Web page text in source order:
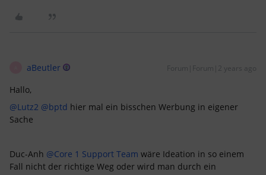
aBeutler Forum|Forum|2 years ago
Hallo,
@Lutz2 @bptd hier mal ein bisschen Werbung in eigener
Sache
Duc-Anh @Core 1 Support Team wäre Ideation in so einem
Fall nicht der richtige Weg oder wird man durch ein